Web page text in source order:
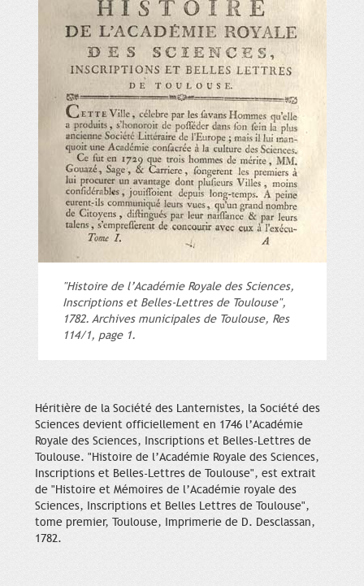
"Histoire de l’Académie Royale des Sciences,
Inscriptions et Belles-Lettres de Toulouse",
1782. Archives municipales de Toulouse, Res
114/1, page 1.
Héritière de la Société des Lanternistes, la Société des
Sciences devient officiellement en 1746 l’Académie
Royale des Sciences, Inscriptions et Belles-Lettres de
Toulouse. "Histoire de l’Académie Royale des Sciences,
Inscriptions et Belles-Lettres de Toulouse", est extrait
de "Histoire et Mémoires de l’Académie royale des
Sciences, Inscriptions et Belles Lettres de Toulouse",
tome premier, Toulouse, Imprimerie de D. Desclassan,
1782.